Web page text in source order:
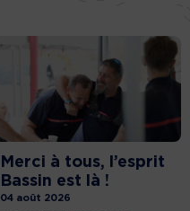
Merci à tous, l’esprit
Bassin est là !
04 août 2026